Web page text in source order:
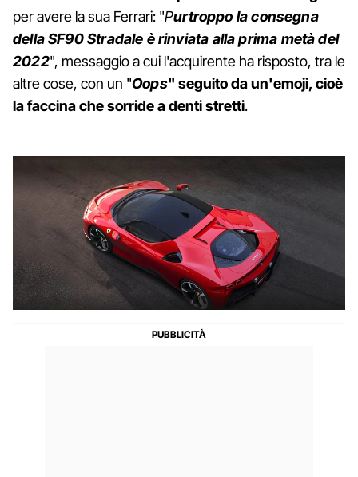
per avere la sua Ferrari: "Purtroppo la consegna
della SF90 Stradale è rinviata alla prima metà del
2022", messaggio a cui l'acquirente ha risposto, tra le
altre cose, con un "Oops" seguito da un'emoji, cioè
la faccina che sorride a denti stretti.